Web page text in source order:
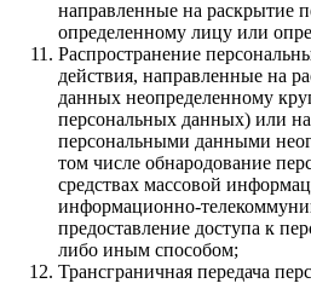
направленные на раскрытие
определенному лицу или
Распространение
действия, направленные на
данных неопределенному
персональных данных) или
персональными данными
том числе обнародование
средствах массовой
информационно-
предоставление доступа к
либо иным способом;
Трансграничная передача